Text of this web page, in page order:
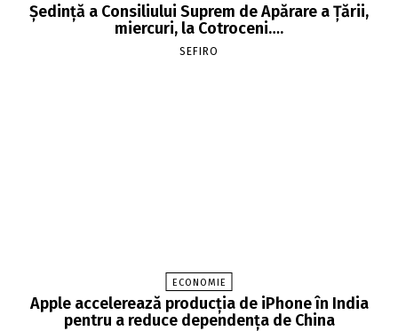
Şedinţă a Consiliului Suprem de Apărare a Ţării,
miercuri, la Cotroceni….
SEFIRO
ECONOMIE
Apple accelerează producția de iPhone în India
pentru a reduce dependența de China